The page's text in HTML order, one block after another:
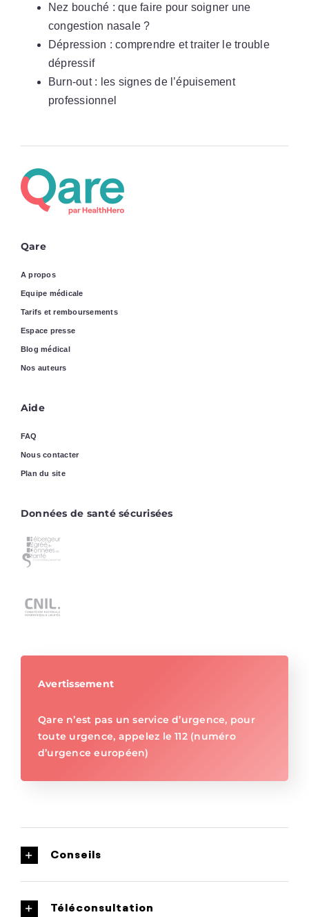
Nez bouché : que faire pour soigner une
congestion nasale ?
Dépression : comprendre et traiter le trouble
dépressif
Burn-out : les signes de l’épuisement
professionnel
Qare
A propos
Equipe médicale
Tarifs et remboursements
Espace presse
Blog médical
Nos auteurs
Aide
FAQ
Nous contacter
Plan du site
Données de santé sécurisées
Avertissement
Qare n’est pas un service d’urgence, pour
toute urgence, appelez le 112 (numéro
d’urgence européen)
Conseils
Téléconsultation